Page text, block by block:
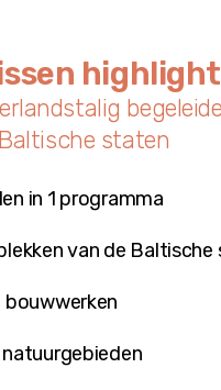
begeleide
staten
in 1 programma
van de Baltische